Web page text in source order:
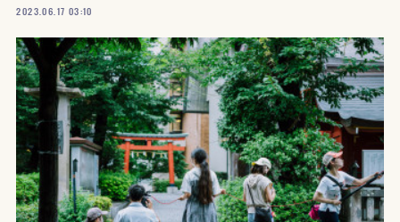
2023.06.17 03:10